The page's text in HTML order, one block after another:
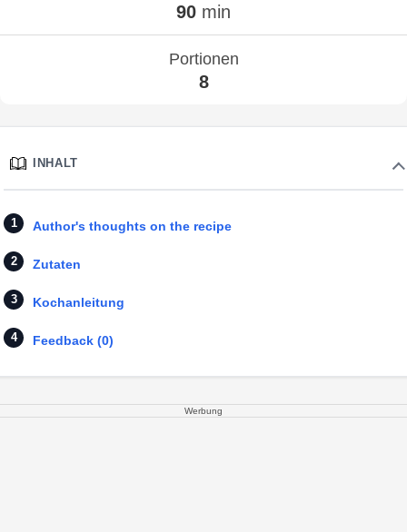
90 min
Portionen
8
INHALT
Author's thoughts on the recipe
Zutaten
Kochanleitung
Feedback (0)
Werbung